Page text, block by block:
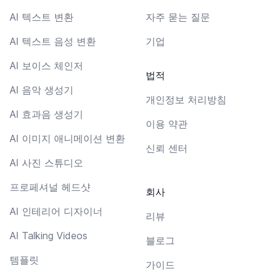
AI 텍스트 변환
AI 텍스트 음성 변환
AI 보이스 체인저
AI 음악 생성기
AI 효과음 생성기
AI 이미지 애니메이션 변환
AI 사진 스튜디오
프로페셔널 헤드샷
AI 인테리어 디자이너
AI Talking Videos
템플릿
자주 묻는 질문
기업
법적
개인정보 처리방침
이용 약관
신뢰 센터
회사
리뷰
블로그
가이드